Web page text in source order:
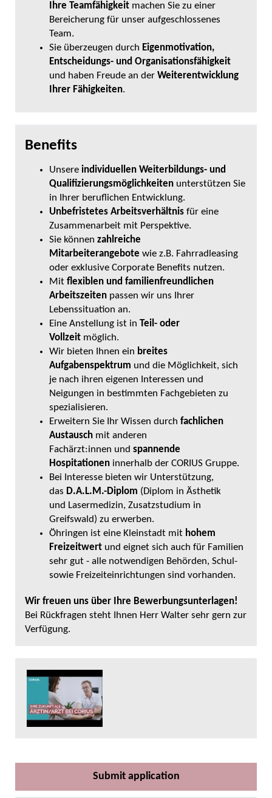
Ihre Teamfähigkeit machen Sie zu einer
Bereicherung für unser aufgeschlossenes
Team.
Sie überzeugen durch Eigenmotivation,
Entscheidungs- und Organisationsfähigkeit
und haben Freude an der Weiterentwicklung
Ihrer Fähigkeiten.
Benefits
Unsere individuellen Weiterbildungs- und
Qualifizierungsmöglichkeiten unterstützen Sie
in Ihrer beruflichen Entwicklung.
Unbefristetes Arbeitsverhältnis für eine
Zusammenarbeit mit Perspektive.
Sie können zahlreiche
Mitarbeiterangebote wie z.B. Fahrradleasing
oder exklusive Corporate Benefits nutzen.
Mit flexiblen und familienfreundlichen
Arbeitszeiten passen wir uns Ihrer
Lebenssituation an.
Eine Anstellung ist in Teil- oder
Vollzeit möglich.
Wir bieten Ihnen ein breites
Aufgabenspektrum und die Möglichkeit, sich
je nach ihren eigenen Interessen und
Neigungen in bestimmten Fachgebieten zu
spezialisieren.
Erweitern Sie Ihr Wissen durch fachlichen
Austausch mit anderen
Fachärzt:innen und spannende
Hospitationen innerhalb der CORIUS Gruppe.
Bei Interesse bieten wir Unterstützung,
das D.A.L.M.-Diplom (Diplom in Ästhetik
und Lasermedizin, Zusatzstudium in
Greifswald) zu erwerben.
Öhringen ist eine Kleinstadt mit hohem
Freizeitwert und eignet sich auch für Familien
sehr gut - alle notwendigen Behörden, Schul-
sowie Freizeiteinrichtungen sind vorhanden.
Wir freuen uns über Ihre Bewerbungsunterlagen!
Bei Rückfragen steht Ihnen Herr Walter sehr gern zur
Verfügung.
Submit application